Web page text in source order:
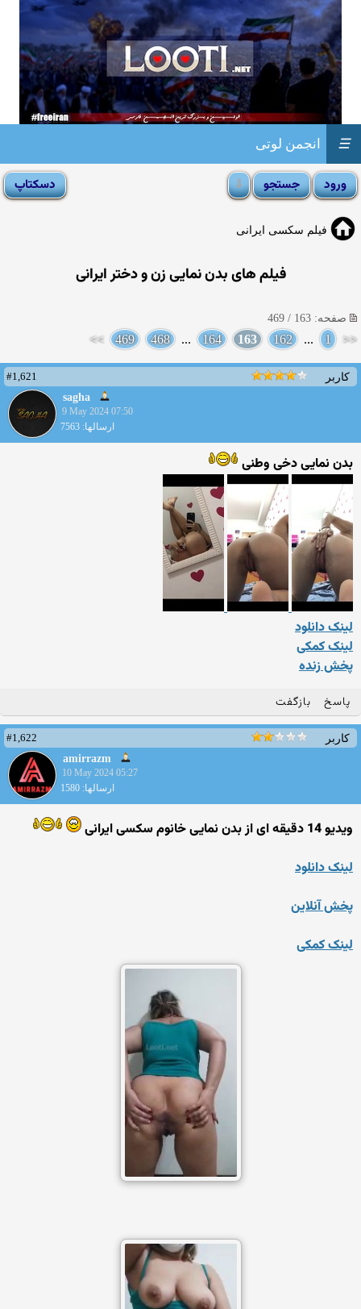
انجمن لوتی ☰
فیلم سکسی ایرانی
فیلم های بدن نمایی زن و دختر ایرانی
صفحه: 163 / 469
<<
1
...
162
163
164
...
468
469
>>
کاربر
#1,621
sagha
9 May 2024 07:50
ارسالها: 7563
بدن نمایی دخی وطنی
لینک دانلود
لینک کمکی
پخش زنده
پاسخ بازگفت
کاربر
#1,622
amirrazm
10 May 2024 05:27
ارسالها: 1580
ویدیو 14 دقیقه ای از بدن نمایی خانوم سکسی ایرانی
لینک دانلود
پخش آنلاین
لینک کمکی